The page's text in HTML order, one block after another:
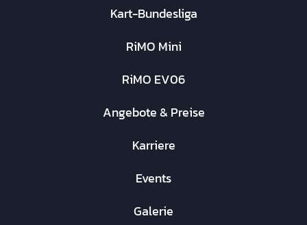
Kart-Bundesliga
RiMO Mini
RiMO EV06
Angebote & Preise
Karriere
Events
Galerie